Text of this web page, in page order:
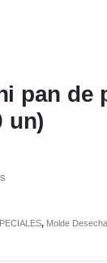
pan de
un)
, Molde